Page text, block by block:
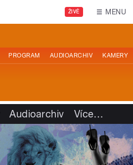
ŽIVĚ MENU
PROGRAM AUDIOARCHIV KAMERY
Audioarchiv Více…